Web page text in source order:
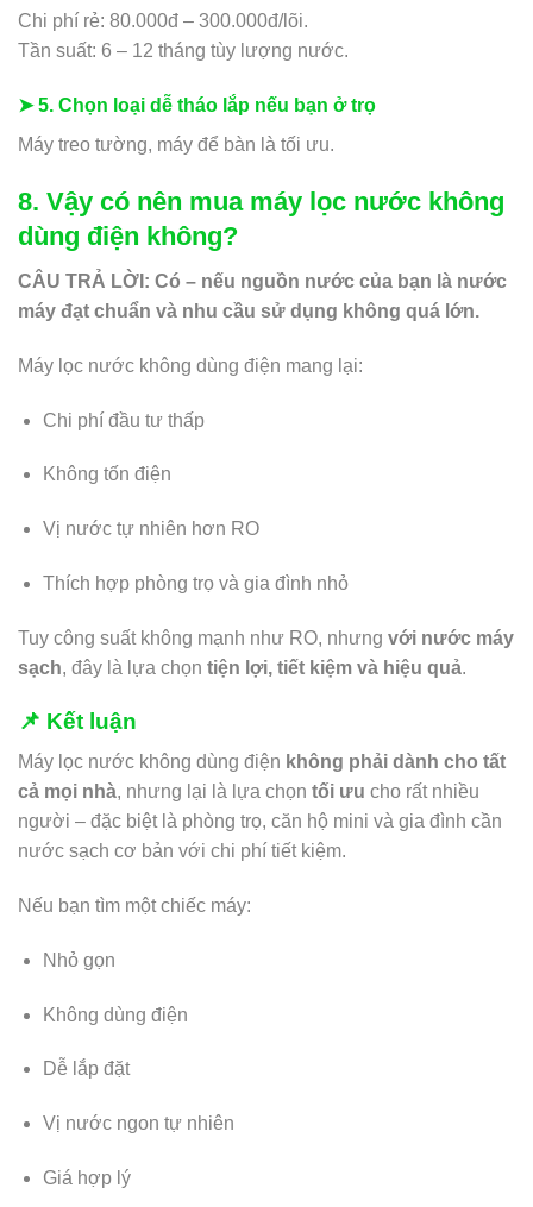
Chi phí rẻ: 80.000đ – 300.000đ/lõi.
Tần suất: 6 – 12 tháng tùy lượng nước.
➤ 5. Chọn loại dễ tháo lắp nếu bạn ở trọ
Máy treo tường, máy để bàn là tối ưu.
8. Vậy có nên mua máy lọc nước không
dùng điện không?
CÂU TRẢ LỜI: Có – nếu nguồn nước của bạn là nước
máy đạt chuẩn và nhu cầu sử dụng không quá lớn.
Máy lọc nước không dùng điện mang lại:
Chi phí đầu tư thấp
Không tốn điện
Vị nước tự nhiên hơn RO
Thích hợp phòng trọ và gia đình nhỏ
Tuy công suất không mạnh như RO, nhưng với nước máy
sạch, đây là lựa chọn tiện lợi, tiết kiệm và hiệu quả.
📌 Kết luận
Máy lọc nước không dùng điện không phải dành cho tất
cả mọi nhà, nhưng lại là lựa chọn tối ưu cho rất nhiều
người – đặc biệt là phòng trọ, căn hộ mini và gia đình cần
nước sạch cơ bản với chi phí tiết kiệm.
Nếu bạn tìm một chiếc máy:
Nhỏ gọn
Không dùng điện
Dễ lắp đặt
Vị nước ngon tự nhiên
Giá hợp lý